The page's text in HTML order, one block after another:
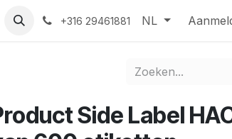
+316 29461881 NL
Side Label